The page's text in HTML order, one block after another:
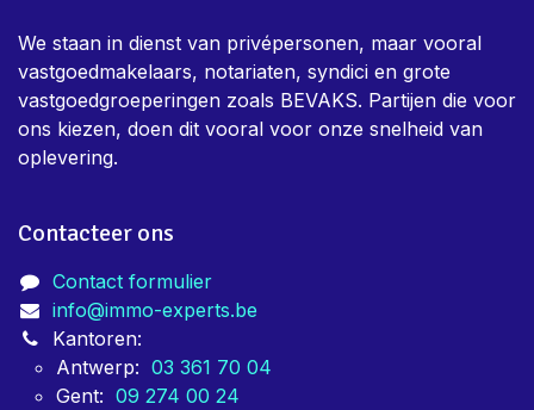
We staan in dienst van privépersonen, maar vooral
vastgoedmakelaars, notariaten, syndici en grote
vastgoedgroeperingen zoals BEVAKS. Partijen die voor
ons kiezen, doen dit vooral voor onze snelheid van
oplevering.
Contacteer ons
Contact formulier
info@immo-experts.be
Kantoren:
Antwerp: 03 361 70 04
Gent: 09 274 00 24